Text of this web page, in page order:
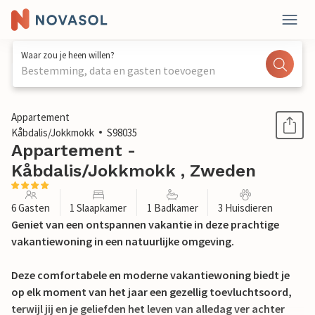
Waar zou je heen willen?
Bestemming, data en gasten toevoegen
1 / 26
Appartement
Kåbdalis/Jokkmokk
S98035
Appartement -
Kåbdalis/Jokkmokk , Zweden
6 Gasten 1 Slaapkamer 1 Badkamer 3 Huisdieren
Geniet van een ontspannen vakantie in deze prachtige
vakantiewoning in een natuurlijke omgeving.
Deze comfortabele en moderne vakantiewoning biedt je
op elk moment van het jaar een gezellig toevluchtsoord,
terwijl jij en je geliefden het leven van alledag ver achter